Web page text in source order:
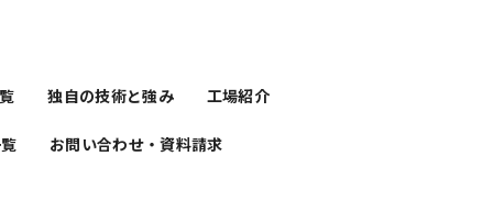
独自の技術と強み 工場紹介
お問い合わせ・資料請求